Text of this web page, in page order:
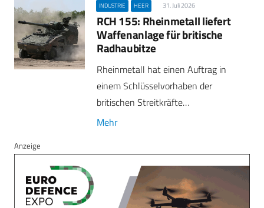
INDUSTRIE HEER 31. Juli 2026
RCH 155: Rheinmetall liefert
Waffenanlage für britische
Radhaubitze
Rheinmetall hat einen Auftrag in
einem Schlüsselvorhaben der
britischen Streitkräfte…
Mehr
Anzeige